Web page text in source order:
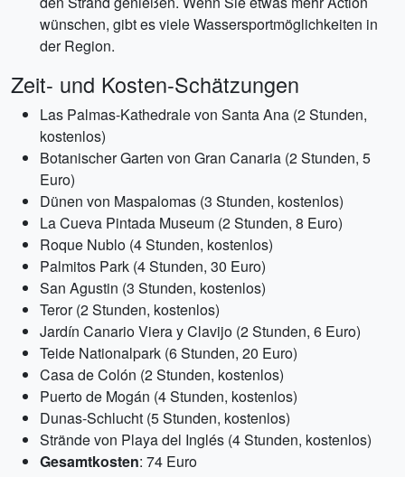
wünschen, gibt es viele Wassersportmöglichkeiten in
der Region.
Zeit- und Kosten-Schätzungen
Las Palmas-Kathedrale von Santa Ana (2 Stunden,
kostenlos)
Botanischer Garten von Gran Canaria (2 Stunden, 5
Euro)
Dünen von Maspalomas (3 Stunden, kostenlos)
La Cueva Pintada Museum (2 Stunden, 8 Euro)
Roque Nublo (4 Stunden, kostenlos)
Palmitos Park (4 Stunden, 30 Euro)
San Agustin (3 Stunden, kostenlos)
Teror (2 Stunden, kostenlos)
Jardín Canario Viera y Clavijo (2 Stunden, 6 Euro)
Teide Nationalpark (6 Stunden, 20 Euro)
Casa de Colón (2 Stunden, kostenlos)
Puerto de Mogán (4 Stunden, kostenlos)
Dunas-Schlucht (5 Stunden, kostenlos)
Strände von Playa del Inglés (4 Stunden, kostenlos)
Gesamtkosten: 74 Euro